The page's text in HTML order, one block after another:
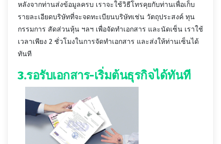
หลังจากท่านส่งข้อมูลครบ เราจะใช้วิธีโทรคุยกับท่านเพื่อเก็บ
รายละเอียดบริษัทที่จะจดทะเบียนบริษัทเช่น วัตถุประสงค์ ทุน
กรรมการ สัดส่วนหุ้น ฯลฯ เพื่อจัดทำเอกสาร และนัดเซ็น เราใช้
เวลาเพียง 2 ชั่วโมงในการจัดทำเอกสาร และส่งให้ท่านเซ็นได้
ทันที
3.รอรับเอกสาร-เริ่มต้นธุรกิจได้ทันที